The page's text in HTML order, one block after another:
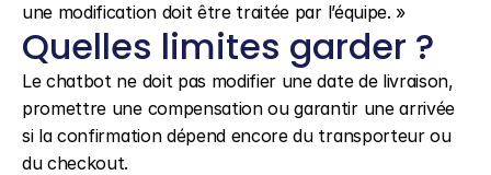
une modification doit être traitée par l’équipe. »
Quelles limites garder ?
Le chatbot ne doit pas modifier une date de livraison,
promettre une compensation ou garantir une arrivée
si la confirmation dépend encore du transporteur ou
du checkout.